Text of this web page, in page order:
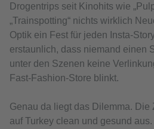
Drogentrips seit Kinohits wie
„Trainspotting“ nichts wirklich
Optik ein Fest für jeden Insta-
erstaunlich, dass niemand einen
unter den Szenen keine
Fast-Fashion-Store blinkt.
Genau da liegt das Dilemma.
auf Turkey clean und gesund